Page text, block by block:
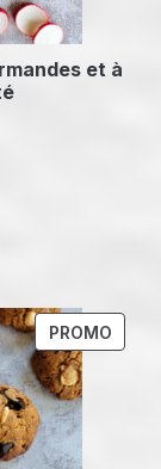
et à
PROMO